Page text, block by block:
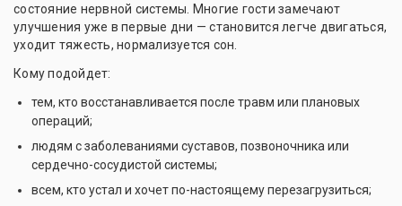
состояние нервной системы. Многие гости замечают
улучшения уже в первые дни — становится легче двигаться,
уходит тяжесть, нормализуется сон.
Кому подойдет:
тем, кто восстанавливается после травм или плановых
операций;
людям с заболеваниями суставов, позвоночника или
сердечно-сосудистой системы;
всем, кто устал и хочет по-настоящему перезагрузиться;